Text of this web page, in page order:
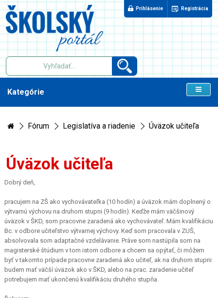
Prihlásenie Registrácia
Kategórie
Fórum Legislatíva a riadenie Úväzok učiteľa
Úväzok učiteľa
Dobrý deň,
pracujem na ZŠ ako vychovávateľka (10 hodín) a úväzok mám doplnený o
výtvarnú výchovu na druhom stupni (9 hodín). Keďže mám väčšinový
úväzok v ŠKD, som pracovne zaradená ako vychovávateľ. Mám kvalifikáciu
Bc. v odbore učiteľstvo výtvarnej výchovy. Keď som pracovala v ZUŠ,
absolvovala som adaptačné vzdelávanie. Práve som nastúpila som na
magisterské štúdium v tom istom odbore a chcem sa opýtať, či môžem
byť v takomto prípade pracovne zaradená ako učiteľ, ak na druhom stupni
budem mať väčší úväzok ako v ŠKD, alebo na prac. zaradenie učiteľ
potrebujem mať ukončenú kvalifikáciu druhého stupňa.